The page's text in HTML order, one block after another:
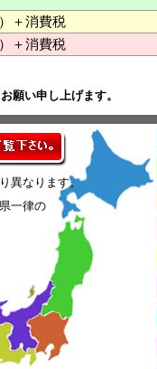
＋消費税
＋消費税
願い申し上げます。
異なります。
一律の